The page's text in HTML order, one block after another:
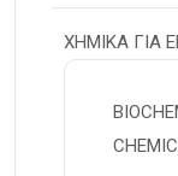
ΧΗΜΙΚΑ ΓΙΑ